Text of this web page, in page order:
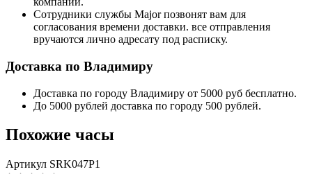
Сотрудники службы Major позвонят вам для
согласования времени доставки. все отправления
вручаются лично адресату под расписку.
Доставка по Владимиру
Доставка по городу Владимиру от 5000 руб бесплатно.
До 5000 рублей доставка по городу 500 рублей.
Похожие часы
Артикул SRK047P1